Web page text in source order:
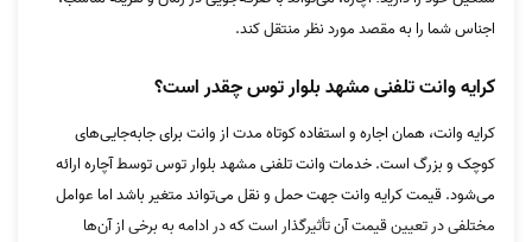
اجناس شما را به مقصد مورد نظر منتقل کند.
کرایه وانت تلفنی مشهد بلوار توس چقدر است؟
کرایه وانت، همان اجاره و استفاده کوتاه مدت از وانت برای جابه‌جایی‌های
کوچک و بزرگ است. خدمات وانت تلفنی مشهد بلوار توس توسط آچاره ارائه
می‌شود. قیمت کرایه وانت جهت حمل و نقل می‌تواند متغیر باشد اما عوامل
مختلفی در تعیین قیمت آن تأثیر‌گذار است که در ادامه به برخی از آن‌ها